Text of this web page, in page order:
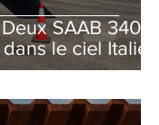
SAAB 340B
le ciel Italien